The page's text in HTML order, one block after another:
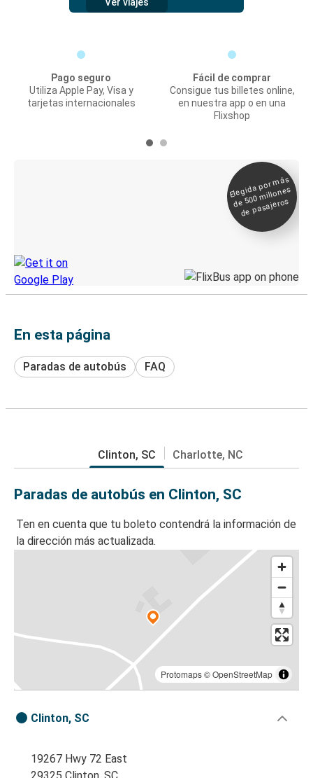
Pago seguro
Utiliza Apple Pay, Visa y
tarjetas internacionales
Fácil de comprar
Consigue tus billetes online,
en nuestra app o en una
Flixshop
Elegida por
más
de 500
millones
de pasajeros
En esta página
Paradas de autobús FAQ
Clinton, SC Charlotte, NC
Paradas de autobús en Clinton, SC
Ten en cuenta que tu boleto contendrá la información de
la dirección más actualizada.
Protomaps©OpenStreetMap
Clinton, SC
19267 Hwy 72 East